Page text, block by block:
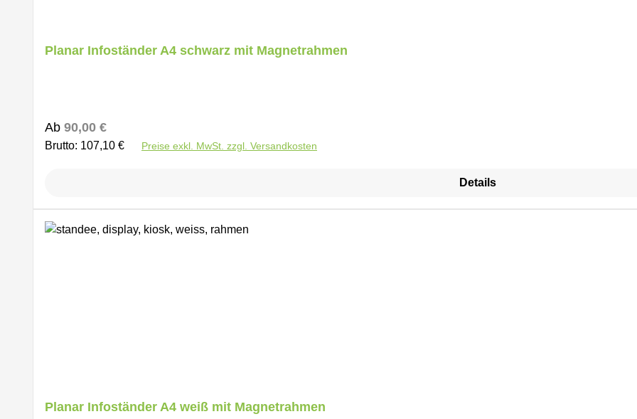
Planar Infoständer A4 schwarz mit Magnetrahmen
Regulärer Preis:
Ab 90,00 €
Brutto: 107,10 € Preise exkl. MwSt. zzgl. Versandkosten
Details
Planar Infoständer A4 weiß mit Magnetrahmen